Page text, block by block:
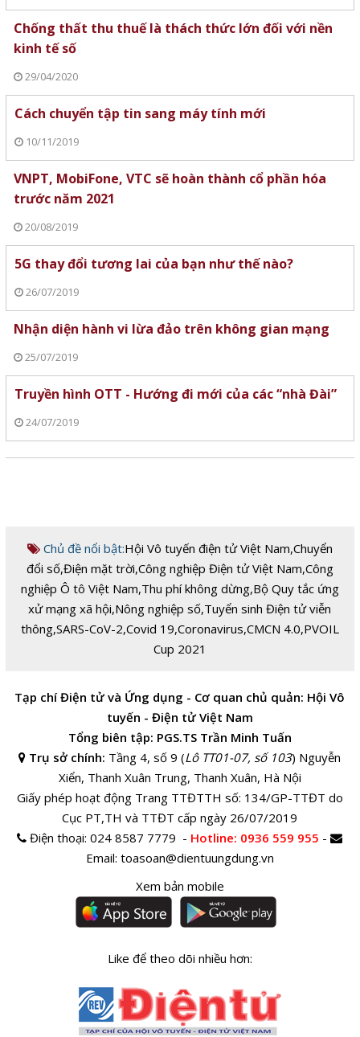
Chống thất thu thuế là thách thức lớn đối với nền
kinh tế số
29/04/2020
Cách chuyển tập tin sang máy tính mới
10/11/2019
VNPT, MobiFone, VTC sẽ hoàn thành cổ phần hóa
trước năm 2021
20/08/2019
5G thay đổi tương lai của bạn như thế nào?
26/07/2019
Nhận diện hành vi lừa đảo trên không gian mạng
25/07/2019
Truyền hình OTT - Hướng đi mới của các “nhà Đài”
24/07/2019
Chủ đề nổi bật:Hội Vô tuyến điện tử Việt Nam,Chuyển
đổi số,Điện mặt trời,Công nghiệp Điện tử Việt Nam,Công
nghiệp Ô tô Việt Nam,Thu phí không dừng,Bộ Quy tắc ứng
xử mạng xã hội,Nông nghiệp số,Tuyển sinh Điện tử viễn
thông,SARS-CoV-2,Covid 19,Coronavirus,CMCN 4.0,PVOIL
Cup 2021
Tạp chí Điện tử và Ứng dụng - Cơ quan chủ quản: Hội Vô
tuyến - Điện tử Việt Nam
Tổng biên tập: PGS.TS Trần Minh Tuấn
Trụ sở chính: Tầng 4, số 9 (Lô TT01-07, số 103) Nguyễn
Xiển, Thanh Xuân Trung, Thanh Xuân, Hà Nội
Giấy phép hoạt động Trang TTĐTTH số: 134/GP-TTĐT do
Cục PT,TH và TTĐT cấp ngày 26/07/2019
Điện thoại:024 8587 7779 - Hotline: 0936 559 955 -
Email: toasoan@dientuungdung.vn
Xem bản mobile
Like để theo dõi nhiều hơn: